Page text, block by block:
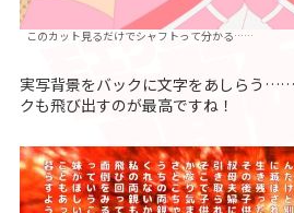
このカット見るだけでシャフトって分かる……
実写背景をバックに文字をあしらう
クも飛び出すのが最高ですね！